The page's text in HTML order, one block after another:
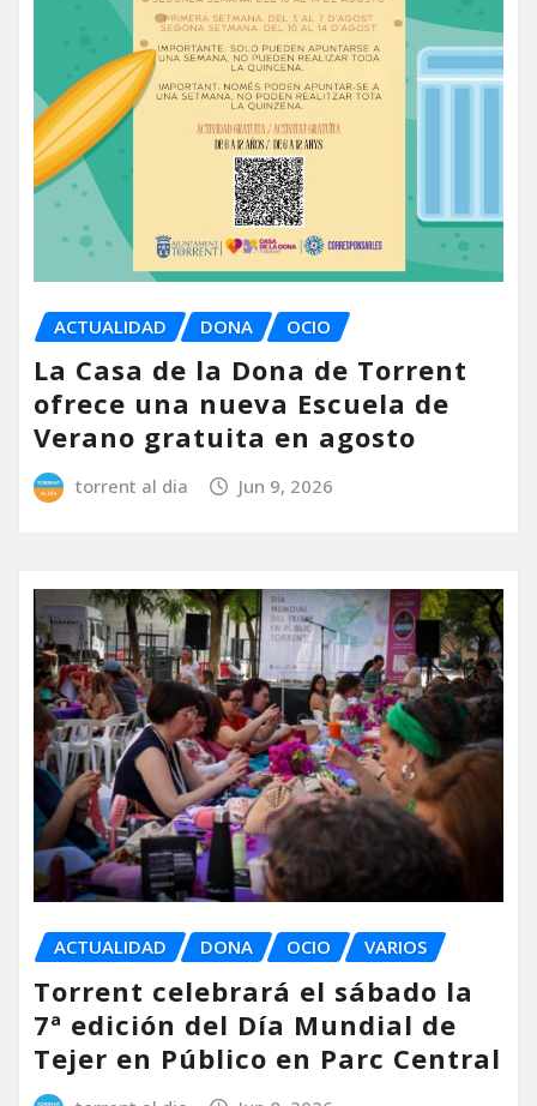
ACTUALIDAD DONA OCIO
La Casa de la Dona de Torrent
ofrece una nueva Escuela de
Verano gratuita en agosto
torrent al dia Jun 9, 2026
ACTUALIDAD DONA OCIO VARIOS
Torrent celebrará el sábado la
7ª edición del Día Mundial de
Tejer en Público en Parc Central